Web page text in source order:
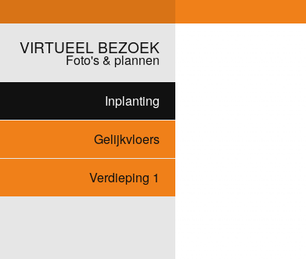
VIRTUEEL BEZOEK
Foto's & plannen
Inplanting
Gelijkvloers
Verdieping 1